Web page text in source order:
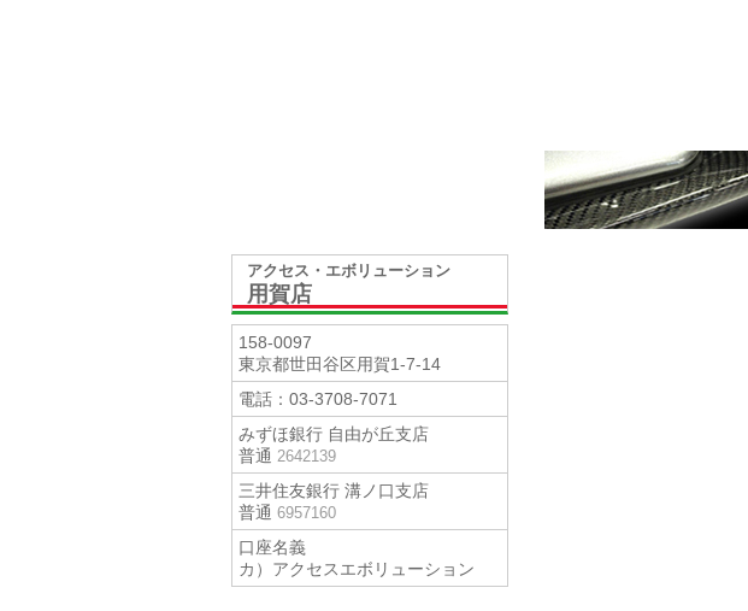
アクセス・エボリューション
用賀店
158-0097
東京都世田谷区用賀1-7-14
電話： 03-3708-7071
みずほ銀行 自由が丘支店
普通 2642139
三井住友銀行 溝ノ口支店
普通 6957160
口座名義
カ）アクセスエボリューション